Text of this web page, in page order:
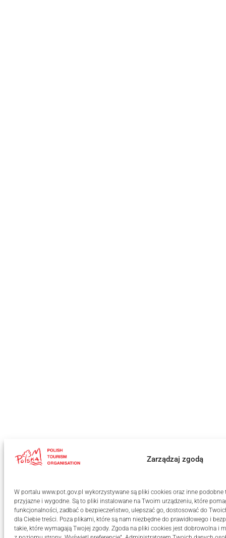
Zarządzaj zgodą
W portalu www.pot.gov.pl wykorzystywane są pliki cookies oraz inne podobne
przyjazne i wygodne. Są to pliki instalowane na Twoim urządzeniu, które
funkcjonalności, zadbać o bezpieczeństwo, ulepszać go, dostosować do
dla Ciebie treści. Poza plikami, które są nam niezbędne do prawidłowego i
takie, które wymagają Twojej zgody. Zgoda na pliki cookies jest dobrowolna i